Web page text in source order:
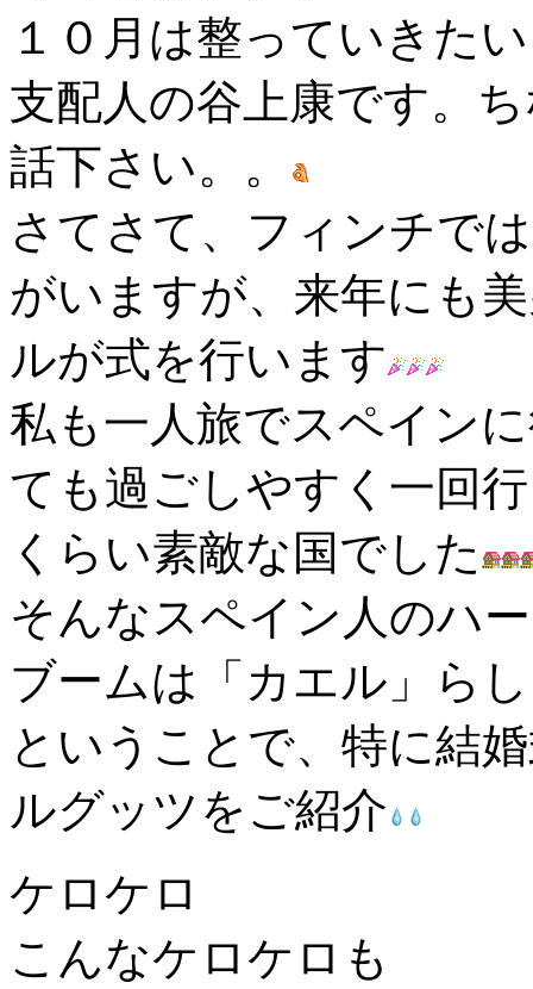
１０月は整っていきた
支配人の谷上康です。
話下さい。。
さてさて、フィンチで
がいますが、来年にも
ルが式を行います
私も一人旅でスペイン
ても過ごしやすく一回
くらい素敵な国でした
そんなスペイン人のハ
ブームは「カエル」ら
ということで、特に結
ルグッツをご紹介
ケロケロ
こんなケロケロも